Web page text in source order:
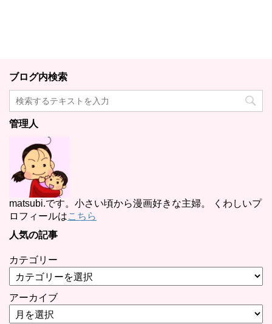
ブログ内検索
管理人
matsubi.です。小さい頃から漫画好きな主婦。 くわしいプ
ロフィールはこちら
人気の記事
カテゴリー
アーカイブ